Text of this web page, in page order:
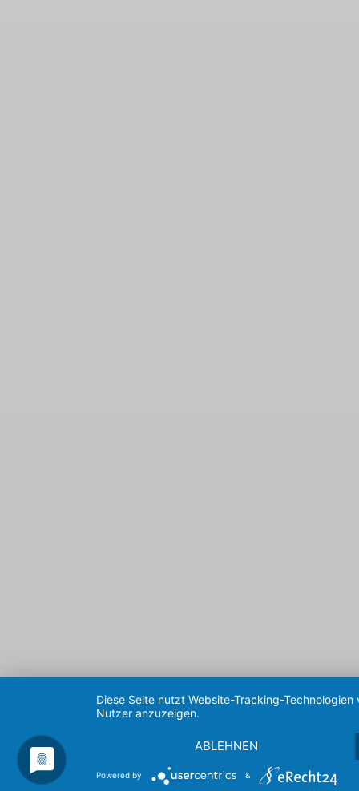
Diese Seite nutzt Website-Tracking-
Nutzer anzuzeigen.
ABLEHNEN
Powered by &